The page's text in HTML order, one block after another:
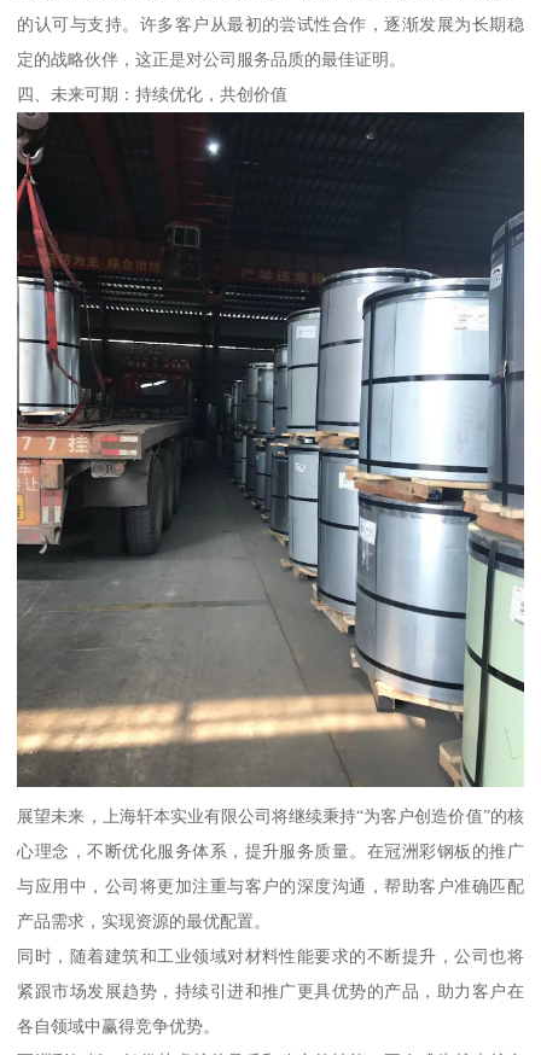
的认可与支持。许多客户从最初的尝试性合作，逐渐发展为长期稳
定的战略伙伴，这正是对公司服务品质的最佳证明。
四、未来可期：持续优化，共创价值
展望未来，上海轩本实业有限公司将继续秉持“为客户创造价值”的核
心理念，不断优化服务体系，提升服务质量。在冠洲彩钢板的推广
与应用中，公司将更加注重与客户的深度沟通，帮助客户准确匹配
产品需求，实现资源的最优配置。
同时，随着建筑和工业领域对材料性能要求的不断提升，公司也将
紧跟市场发展趋势，持续引进和推广更具优势的产品，助力客户在
各自领域中赢得竞争优势。